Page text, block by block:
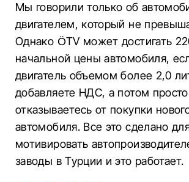
Мы говорили только об
двигателем, который не
Однако ÖTV может достигать
начальной цены автомобиля,
двигатель объемом более 2,0
добавляете НДС, а потом просто
отказываетесь от покупки
автомобиля. Все это сделано
мотивировать
заводы в Турции и это работает.